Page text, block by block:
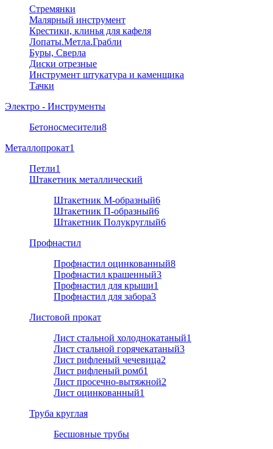
Стремянки
Малярный инструмент
Крестики, клинья для кафеля
Лопаты.Метла.Грабли
Буры, Сверла
Диски отрезные
Инструмент штукатура и каменщика
Тачки
Электро - Инструменты
Бетоносмесители8
Металлопрокат1
Петли1
Штакетник металлический
Штакетник М-образный6
Штакетник П-образный6
Штакетник Полукруглый6
Профнастил
Профнастил оцинкованный8
Профнастил крашенный3
Профнастил для крыши1
Профнастил для забора3
Листовой прокат
Лист стальной холоднокатаный1
Лист стальной горячекатаный3
Лист рифленый чечевица2
Лист рифленый ромб1
Лист просечно-вытяжной2
Лист оцинкованный1
Труба круглая
Бесшовные трубы